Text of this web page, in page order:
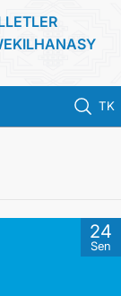
TK
24
Sen